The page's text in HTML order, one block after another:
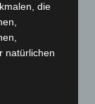
schnell
die
natürlichen